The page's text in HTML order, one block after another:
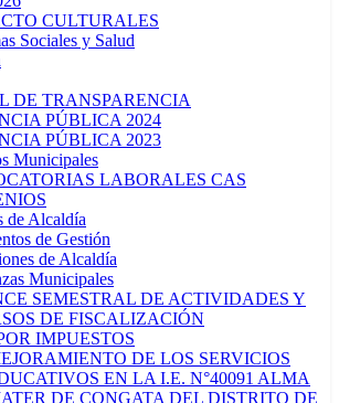
CULTURALES
Sociales y Salud
DE TRANSPARENCIA
PÚBLICA 2024
PÚBLICA 2023
Municipales
LABORALES CAS
de Alcaldía
de Gestión
de Alcaldía
Municipales
SEMESTRAL DE ACTIVIDADES Y
DE FISCALIZACIÓN
IMPUESTOS
DE LOS SERVICIOS
EN LA I.E. N°40091 ALMA
DE CONGATA DEL DISTRITO DE